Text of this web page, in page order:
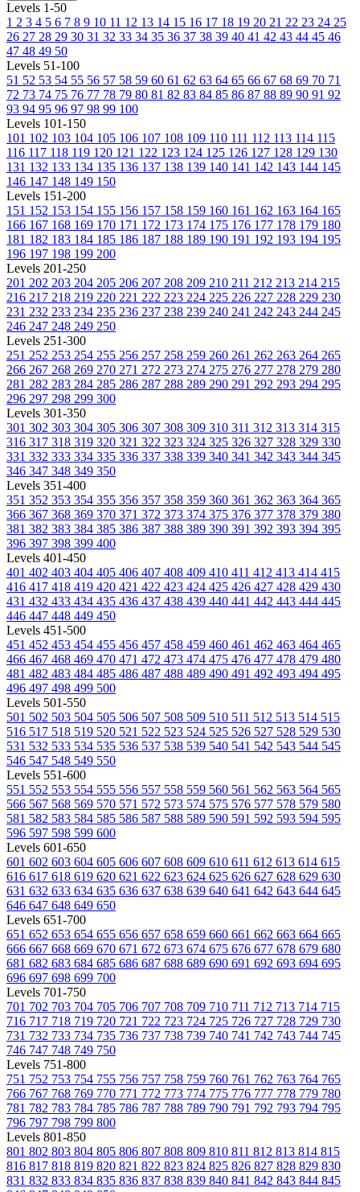
Levels 1-50
1 2 3 4 5 6 7 8 9 10 11 12 13 14 15 16 17 18 19 20 21 22 23 24 25
26 27 28 29 30 31 32 33 34 35 36 37 38 39 40 41 42 43 44 45 46
47 48 49 50
Levels 51-100
51 52 53 54 55 56 57 58 59 60 61 62 63 64 65 66 67 68 69 70 71
72 73 74 75 76 77 78 79 80 81 82 83 84 85 86 87 88 89 90 91 92
93 94 95 96 97 98 99 100
Levels 101-150
101 102 103 104 105 106 107 108 109 110 111 112 113 114 115
116 117 118 119 120 121 122 123 124 125 126 127 128 129 130
131 132 133 134 135 136 137 138 139 140 141 142 143 144 145
146 147 148 149 150
Levels 151-200
151 152 153 154 155 156 157 158 159 160 161 162 163 164 165
166 167 168 169 170 171 172 173 174 175 176 177 178 179 180
181 182 183 184 185 186 187 188 189 190 191 192 193 194 195
196 197 198 199 200
Levels 201-250
201 202 203 204 205 206 207 208 209 210 211 212 213 214 215
216 217 218 219 220 221 222 223 224 225 226 227 228 229 230
231 232 233 234 235 236 237 238 239 240 241 242 243 244 245
246 247 248 249 250
Levels 251-300
251 252 253 254 255 256 257 258 259 260 261 262 263 264 265
266 267 268 269 270 271 272 273 274 275 276 277 278 279 280
281 282 283 284 285 286 287 288 289 290 291 292 293 294 295
296 297 298 299 300
Levels 301-350
301 302 303 304 305 306 307 308 309 310 311 312 313 314 315
316 317 318 319 320 321 322 323 324 325 326 327 328 329 330
331 332 333 334 335 336 337 338 339 340 341 342 343 344 345
346 347 348 349 350
Levels 351-400
351 352 353 354 355 356 357 358 359 360 361 362 363 364 365
366 367 368 369 370 371 372 373 374 375 376 377 378 379 380
381 382 383 384 385 386 387 388 389 390 391 392 393 394 395
396 397 398 399 400
Levels 401-450
401 402 403 404 405 406 407 408 409 410 411 412 413 414 415
416 417 418 419 420 421 422 423 424 425 426 427 428 429 430
431 432 433 434 435 436 437 438 439 440 441 442 443 444 445
446 447 448 449 450
Levels 451-500
451 452 453 454 455 456 457 458 459 460 461 462 463 464 465
466 467 468 469 470 471 472 473 474 475 476 477 478 479 480
481 482 483 484 485 486 487 488 489 490 491 492 493 494 495
496 497 498 499 500
Levels 501-550
501 502 503 504 505 506 507 508 509 510 511 512 513 514 515
516 517 518 519 520 521 522 523 524 525 526 527 528 529 530
531 532 533 534 535 536 537 538 539 540 541 542 543 544 545
546 547 548 549 550
Levels 551-600
551 552 553 554 555 556 557 558 559 560 561 562 563 564 565
566 567 568 569 570 571 572 573 574 575 576 577 578 579 580
581 582 583 584 585 586 587 588 589 590 591 592 593 594 595
596 597 598 599 600
Levels 601-650
601 602 603 604 605 606 607 608 609 610 611 612 613 614 615
616 617 618 619 620 621 622 623 624 625 626 627 628 629 630
631 632 633 634 635 636 637 638 639 640 641 642 643 644 645
646 647 648 649 650
Levels 651-700
651 652 653 654 655 656 657 658 659 660 661 662 663 664 665
666 667 668 669 670 671 672 673 674 675 676 677 678 679 680
681 682 683 684 685 686 687 688 689 690 691 692 693 694 695
696 697 698 699 700
Levels 701-750
701 702 703 704 705 706 707 708 709 710 711 712 713 714 715
716 717 718 719 720 721 722 723 724 725 726 727 728 729 730
731 732 733 734 735 736 737 738 739 740 741 742 743 744 745
746 747 748 749 750
Levels 751-800
751 752 753 754 755 756 757 758 759 760 761 762 763 764 765
766 767 768 769 770 771 772 773 774 775 776 777 778 779 780
781 782 783 784 785 786 787 788 789 790 791 792 793 794 795
796 797 798 799 800
Levels 801-850
801 802 803 804 805 806 807 808 809 810 811 812 813 814 815
816 817 818 819 820 821 822 823 824 825 826 827 828 829 830
831 832 833 834 835 836 837 838 839 840 841 842 843 844 845